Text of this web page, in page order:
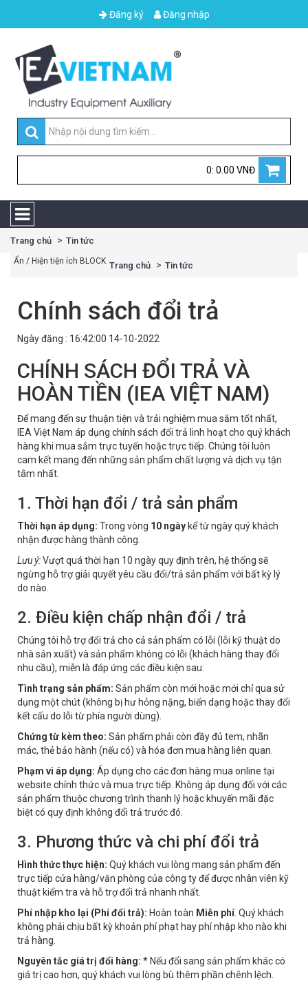
Đăng ký Đăng nhập
0: 0.00 VNĐ
Trang chủ Tin tức
Ẩn / Hiện tiện ích BLOCK Trang chủ Tin tức
Chính sách đổi trả
Ngày đăng : 16:42:00 14-10-2022
CHÍNH SÁCH ĐỔI TRẢ VÀ
HOÀN TIỀN (IEA VIỆT NAM)
Để mang đến sự thuận tiện và trải nghiệm mua sắm tốt nhất,
IEA Việt Nam áp dụng chính sách đổi trả linh hoạt cho quý khách
hàng khi mua sắm trực tuyến hoặc trực tiếp. Chúng tôi luôn
cam kết mang đến những sản phẩm chất lượng và dịch vụ tận
tâm nhất.
1. Thời hạn đổi / trả sản phẩm
Thời hạn áp dụng: Trong vòng 10 ngày kể từ ngày quý khách
nhận được hàng thành công.
Lưu ý:Vượt quá thời hạn 10 ngày quy định trên, hệ thống sẽ
ngừng hỗ trợ giải quyết yêu cầu đổi/trả sản phẩm với bất kỳ lý
do nào.
2. Điều kiện chấp nhận đổi / trả
Chúng tôi hỗ trợ đổi trả cho cả sản phẩm có lỗi (lỗi kỹ thuật do
nhà sản xuất) và sản phẩm không có lỗi (khách hàng thay đổi
nhu cầu), miễn là đáp ứng các điều kiện sau:
Tình trạng sản phẩm: Sản phẩm còn mới hoặc mới chỉ qua sử
dụng một chút (không bị hư hỏng nặng, biến dạng hoặc thay đổi
kết cấu do lỗi từ phía người dùng).
Chứng từ kèm theo: Sản phẩm phải còn đầy đủ tem, nhãn
mác, thẻ bảo hành (nếu có) và hóa đơn mua hàng liên quan.
Phạm vi áp dụng: Áp dụng cho các đơn hàng mua online tại
website chính thức và mua trực tiếp. Không áp dụng đối với các
sản phẩm thuộc chương trình thanh lý hoặc khuyến mãi đặc
biệt có quy định không đổi trả trước đó.
3. Phương thức và chi phí đổi trả
Hình thức thực hiện: Quý khách vui lòng mang sản phẩm đến
trực tiếp cửa hàng/văn phòng của công ty để được nhân viên kỹ
thuật kiểm tra và hỗ trợ đổi trả nhanh nhất.
Phí nhập kho lại (Phí đổi trả): Hoàn toàn Miễn phí. Quý khách
không phải chịu bất kỳ khoản phí phạt hay phí nhập kho nào khi
trả hàng.
Nguyên tắc giá trị đổi hàng: * Nếu đổi sang sản phẩm khác có
giá trị cao hơn, quý khách vui lòng bù thêm phần chênh lệch.